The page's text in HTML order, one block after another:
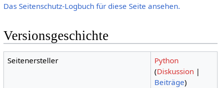
Das Seitenschutz-Logbuch für diese Seite ansehen.
Versionsgeschichte
Seitenersteller
Python
(Diskussion |
Beiträge)